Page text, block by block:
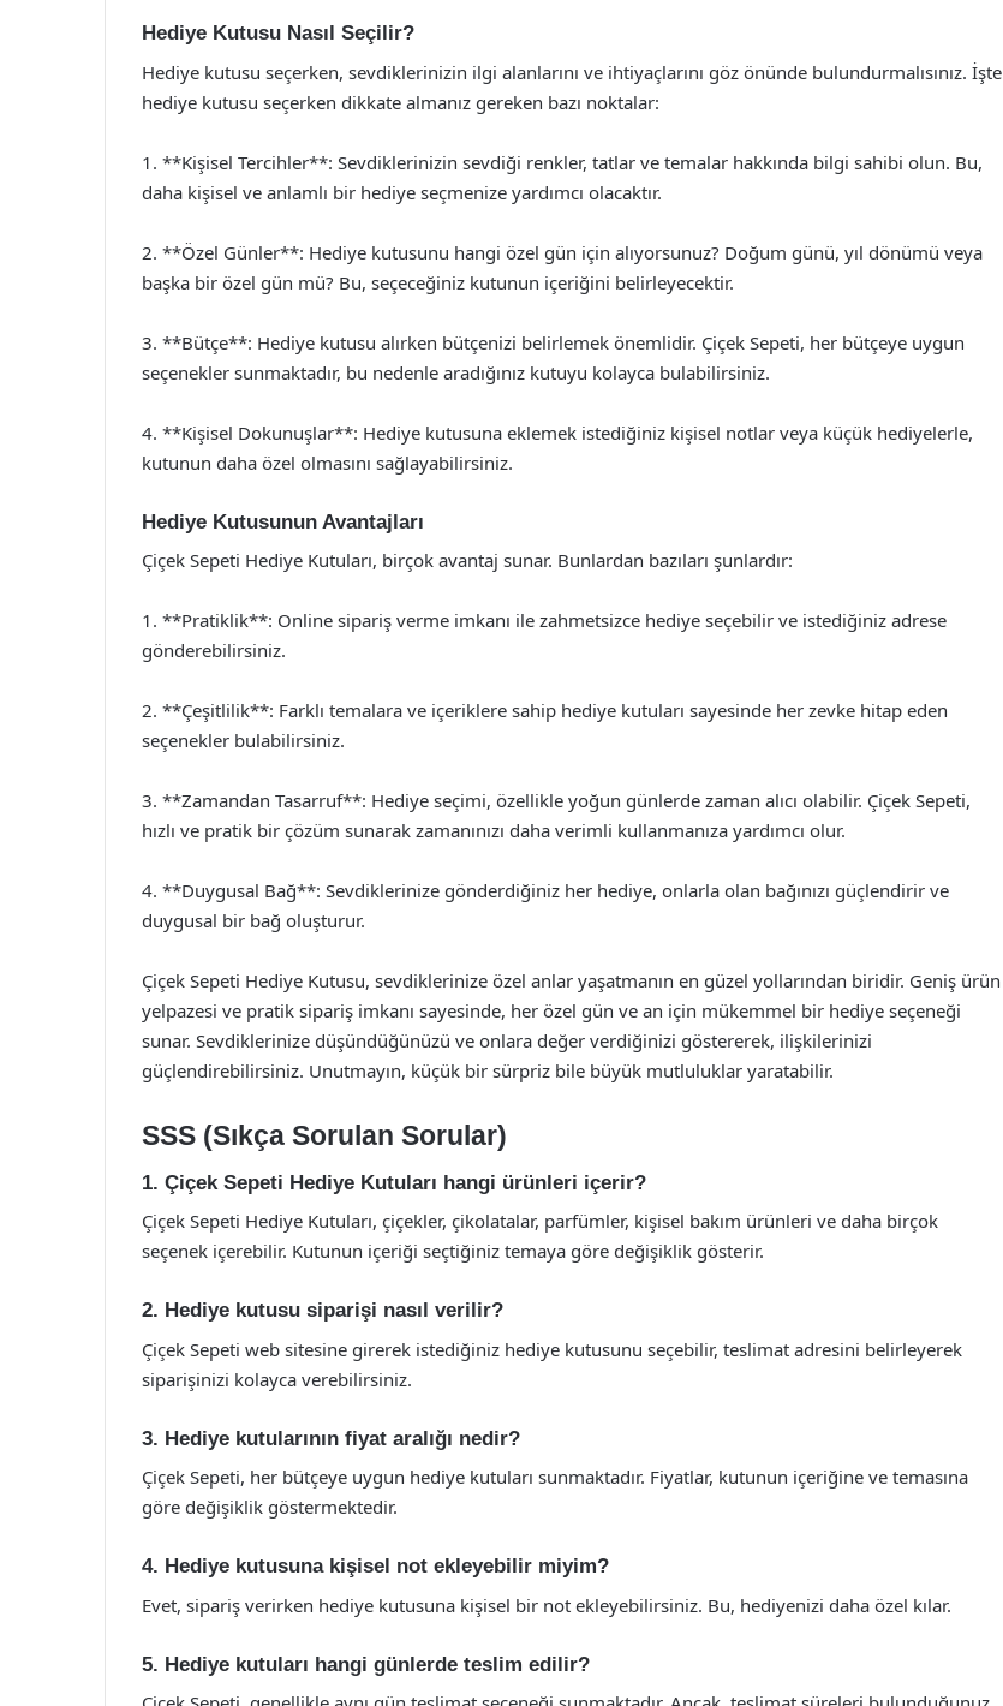
Hediye Kutusu Nasıl Seçilir?
Hediye kutusu seçerken, sevdiklerinizin ilgi alanlarını ve ihtiyaçlarını göz önünde bulundurmalısınız. İşte
hediye kutusu seçerken dikkate almanız gereken bazı noktalar:
1. **Kişisel Tercihler**: Sevdiklerinizin sevdiği renkler, tatlar ve temalar hakkında bilgi sahibi olun. Bu,
daha kişisel ve anlamlı bir hediye seçmenize yardımcı olacaktır.
2. **Özel Günler**: Hediye kutusunu hangi özel gün için alıyorsunuz? Doğum günü, yıl dönümü veya
başka bir özel gün mü? Bu, seçeceğiniz kutunun içeriğini belirleyecektir.
3. **Bütçe**: Hediye kutusu alırken bütçenizi belirlemek önemlidir. Çiçek Sepeti, her bütçeye uygun
seçenekler sunmaktadır, bu nedenle aradığınız kutuyu kolayca bulabilirsiniz.
4. **Kişisel Dokunuşlar**: Hediye kutusuna eklemek istediğiniz kişisel notlar veya küçük hediyelerle,
kutunun daha özel olmasını sağlayabilirsiniz.
Hediye Kutusunun Avantajları
Çiçek Sepeti Hediye Kutuları, birçok avantaj sunar. Bunlardan bazıları şunlardır:
1. **Pratiklik**: Online sipariş verme imkanı ile zahmetsizce hediye seçebilir ve istediğiniz adrese
gönderebilirsiniz.
2. **Çeşitlilik**: Farklı temalara ve içeriklere sahip hediye kutuları sayesinde her zevke hitap eden
seçenekler bulabilirsiniz.
3. **Zamandan Tasarruf**: Hediye seçimi, özellikle yoğun günlerde zaman alıcı olabilir. Çiçek Sepeti,
hızlı ve pratik bir çözüm sunarak zamanınızı daha verimli kullanmanıza yardımcı olur.
4. **Duygusal Bağ**: Sevdiklerinize gönderdiğiniz her hediye, onlarla olan bağınızı güçlendirir ve
duygusal bir bağ oluşturur.
Çiçek Sepeti Hediye Kutusu, sevdiklerinize özel anlar yaşatmanın en güzel yollarından biridir. Geniş ürün
yelpazesi ve pratik sipariş imkanı sayesinde, her özel gün ve an için mükemmel bir hediye seçeneği
sunar. Sevdiklerinize düşündüğünüzü ve onlara değer verdiğinizi göstererek, ilişkilerinizi
güçlendirebilirsiniz. Unutmayın, küçük bir sürpriz bile büyük mutluluklar yaratabilir.
SSS (Sıkça Sorulan Sorular)
1. Çiçek Sepeti Hediye Kutuları hangi ürünleri içerir?
Çiçek Sepeti Hediye Kutuları, çiçekler, çikolatalar, parfümler, kişisel bakım ürünleri ve daha birçok
seçenek içerebilir. Kutunun içeriği seçtiğiniz temaya göre değişiklik gösterir.
2. Hediye kutusu siparişi nasıl verilir?
Çiçek Sepeti web sitesine girerek istediğiniz hediye kutusunu seçebilir, teslimat adresini belirleyerek
siparişinizi kolayca verebilirsiniz.
3. Hediye kutularının fiyat aralığı nedir?
Çiçek Sepeti, her bütçeye uygun hediye kutuları sunmaktadır. Fiyatlar, kutunun içeriğine ve temasına
göre değişiklik göstermektedir.
4. Hediye kutusuna kişisel not ekleyebilir miyim?
Evet, sipariş verirken hediye kutusuna kişisel bir not ekleyebilirsiniz. Bu, hediyenizi daha özel kılar.
5. Hediye kutuları hangi günlerde teslim edilir?